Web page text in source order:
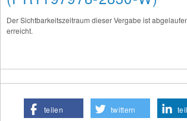
Der Sichtbarkeitszeitraum dieser Vergabe ist
erreicht.
teilen twittern